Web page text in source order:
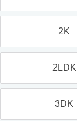
2K
2LDK
3DK